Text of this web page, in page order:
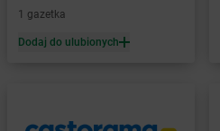
Żabka Biała
Żabka
Biała Druga
Białe Błota
1 gazetka
Dodaj do ulubionych